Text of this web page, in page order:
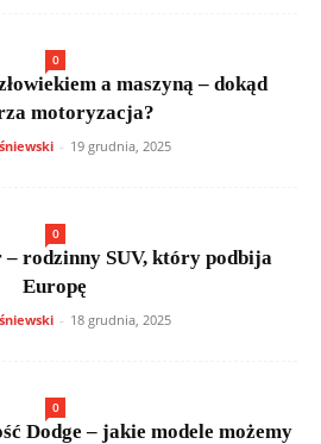
0
a maszyną – dokąd
motoryzacja?
- 19 grudnia, 2025
0
rodzinny SUV, który podbija
Europę
- 18 grudnia, 2025
0
Dodge – jakie modele możemy